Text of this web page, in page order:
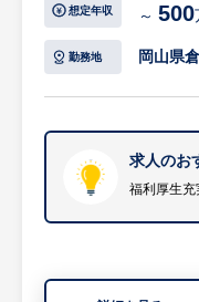
・決算
業務、
ェック
・決済
払対応
種事務
想定年収 ～ 500
勤務地 岡山県
求人のお
福利厚生